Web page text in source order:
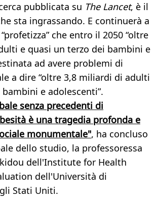
pubblicata su The Lancet, è il
sta ingrassando. E continuerà a
che entro il 2050 “oltre
e quasi un terzo dei bambini e
ad avere problemi di
a dire “oltre 3,8 miliardi di adulti
e adolescenti”.
senza precedenti di
è una tragedia profonda e
monumentale", ha concluso
dello studio, la professoressa
dell'Institute for Health
dell'Università di
Stati Uniti.